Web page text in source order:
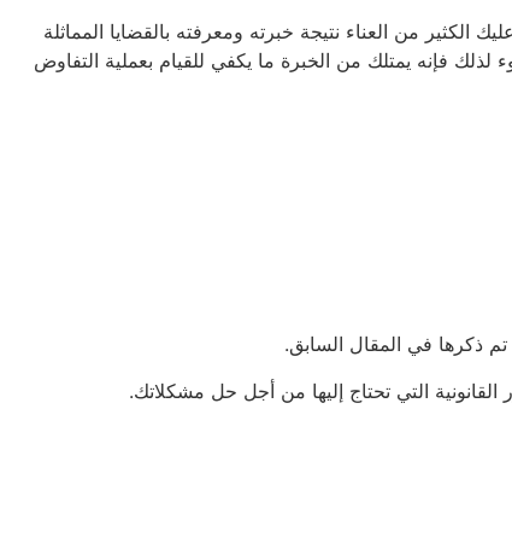
من العناء نتيجة خبرته ومعرفته بالقضايا المماثلة
فإنه يمتلك من الخبرة ما يكفي للقيام بعملية التفاوض
ذكرها في المقال السابق.
التي تحتاج إليها من أجل حل مشكلاتك.